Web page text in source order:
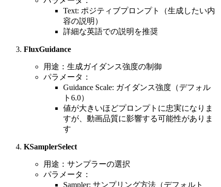
Text: ポジティブプロンプト（生成したい内
容の説明）
詳細な英語での説明を推奨
FluxGuidance
用途：生成ガイダンス強度の制御
パラメータ：
Guidance Scale: ガイダンス強度（デフォル
ト6.0）
値が大きいほどプロンプトに忠実になりま
すが、動画品質に影響する可能性がありま
す
KSamplerSelect
用途：サンプラーの選択
パラメータ：
Sampler: サンプリング方法（デフォルト